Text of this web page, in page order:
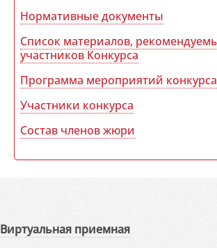
Нормативные документы
Список материалов,
участников Конкурса
Программа мероприятий конкурса
Участники конкурса
Состав членов жюри
Виртуальная приемная